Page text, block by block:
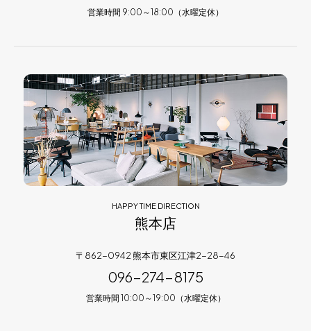
営業時間 9:00～18:00（水曜定休）
HAPPY TIME DIRECTION
熊本店
〒862-0942 熊本市東区江津2-28-46
096-274-8175
営業時間 10:00～19:00（水曜定休）